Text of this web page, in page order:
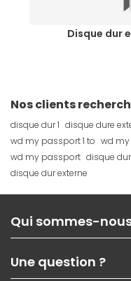
Disque dur
Nos clients
disque dur 1 disque dure
wd my passport 1 to wd my
wd my passport disque
disque dur externe
Qui sommes-
Nos services
Une question ?